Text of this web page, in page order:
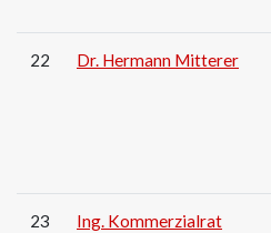
22 Dr. Hermann Mitterer
23
Ing. Kommerzialrat